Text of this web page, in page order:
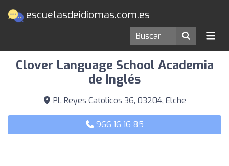
escuelasdeidiomas.com.es
Escuelas de idiomas en Elche
Clover Language School Academia
de Inglés
Pl. Reyes Catolicos 36, 03204, Elche
966 16 16 85